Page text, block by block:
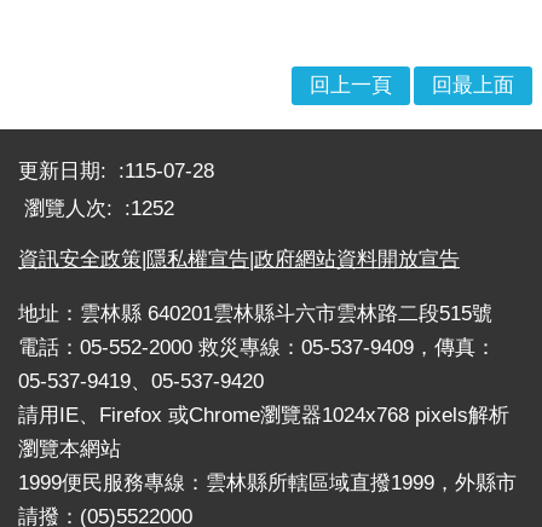
收
容
捐
款、
募
集
及
災
害
救
資
回上一頁 回最上面
更新日期:
115-07-28
瀏覽人次:
1252
資訊安全政策|隱私權宣告|政府網站資料開放宣告
地址：雲林縣 640201雲林縣斗六市雲林路二段515號
電話：05-552-2000 救災專線：05-537-9409，傳真：
05-537-9419、05-537-9420
請用IE、Firefox 或Chrome瀏覽器1024x768 pixels解析
瀏覽本網站
1999便民服務專線：雲林縣所轄區域直撥1999，外縣市
請撥：(05)5522000